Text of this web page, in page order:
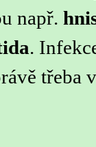
např.
.
třeba